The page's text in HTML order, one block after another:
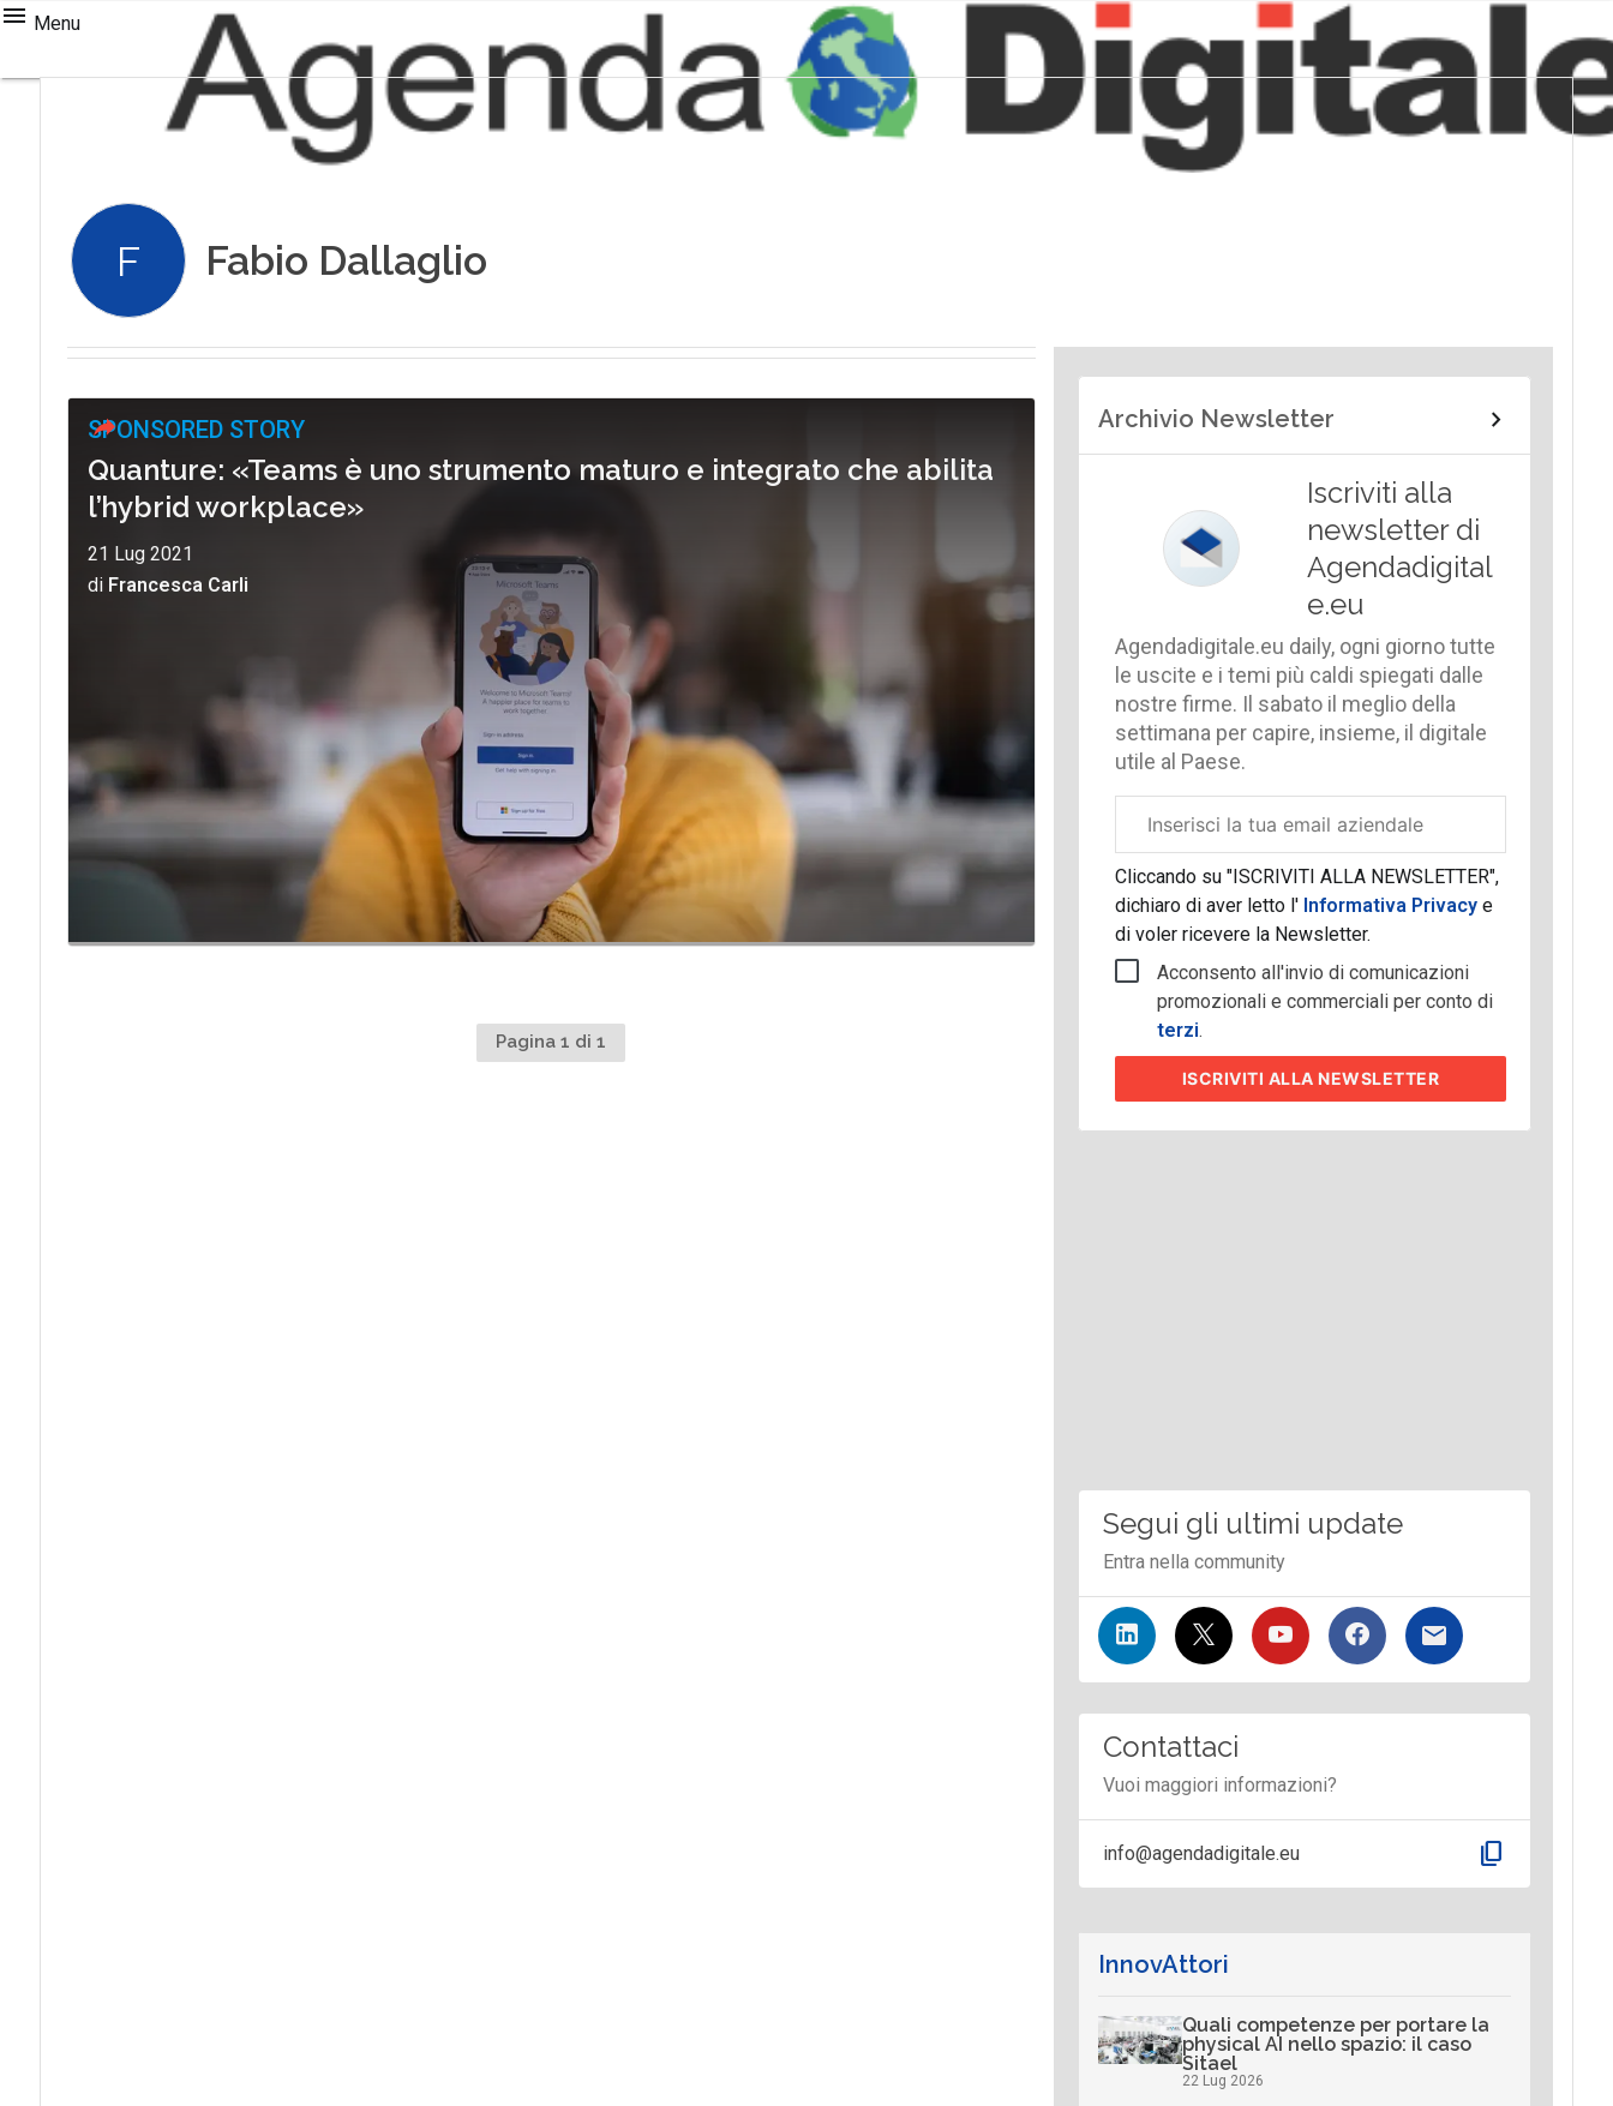
Menu
F Fabio Dallaglio
SPONSORED STORY
Quanture: «Teams è uno strumento maturo e integrato che abilita
l’hybrid workplace»
21 Lug 2021
di Francesca Carli
Pagina 1 di 1
Archivio Newsletter
Iscriviti alla
newsletter di
Agendadigital
e.eu
Agendadigitale.eu daily, ogni giorno tutte
le uscite e i temi più caldi spiegati dalle
nostre firme. Il sabato il meglio della
settimana per capire, insieme, il digitale
utile al Paese.
aziendale
Cliccando su "ISCRIVITI ALLA NEWSLETTER",
dichiaro di aver letto l'Informativa Privacy e
di voler ricevere la Newsletter.
Acconsento all'invio di comunicazioni
promozionali e commerciali per conto di
terzi.
ISCRIVITI ALLA NEWSLETTER
Segui gli ultimi update
Entra nella community
Contattaci
Vuoi maggiori informazioni?
info@agendadigitale.eu content_copy
InnovAttori
Quali competenze per portare la
physical AI nello spazio: il caso
Sitael
22 Lug 2026